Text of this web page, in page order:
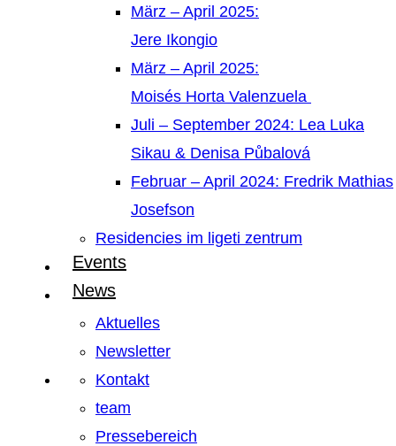
März – April 2025:
Jere Ikongio
März – April 2025:
Moisés Horta Valenzuela
Juli – September 2024: Lea Luka
Sikau & Denisa Půbalová
Februar – April 2024: Fredrik Mathias
Josefson
Residencies im ligeti zentrum
Events
News
Aktuelles
Newsletter
Kontakt
team
Pressebereich